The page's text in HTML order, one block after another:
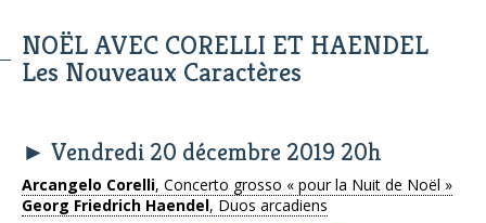
NOËL AVEC CORELLI ET HAENDEL
Les Nouveaux Caractères
► Vendredi 20 décembre 2019 20h
Arcangelo Corelli, Concerto grosso « pour la Nuit de Noël »
Georg Friedrich Haendel, Duos arcadiens